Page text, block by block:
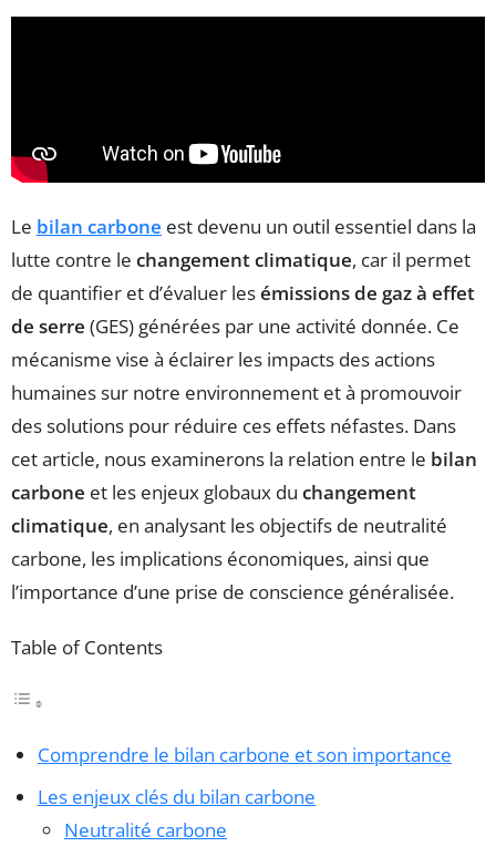
Le bilan carbone est devenu un outil essentiel dans la
lutte contre le changement climatique, car il permet
de quantifier et d’évaluer lesémissions de gaz à effet
de serre (GES) générées par une activité donnée. Ce
mécanisme vise à éclairer les impacts des actions
humaines sur notre environnement et à promouvoir
des solutions pour réduire ces effets néfastes. Dans
cet article, nous examinerons la relation entre le bilan
carbone et les enjeux globaux du changement
climatique, en analysant les objectifs de neutralité
carbone, les implications économiques, ainsi que
l’importance d’une prise de conscience généralisée.
Table of Contents
Comprendre le bilan carbone et son importance
Les enjeux clés du bilan carbone
Neutralité carbone